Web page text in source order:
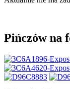
Pińczów na